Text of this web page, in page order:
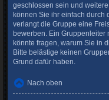
geschlossen sein und
können Sie ihr einfach durch
verlangt die Gruppe eine
bewerben. Ein Gruppenleiter
könnte fragen, warum Sie in
Bitte belästige keinen
Grund dafür haben.
Nach oben